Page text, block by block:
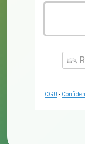
CGU -